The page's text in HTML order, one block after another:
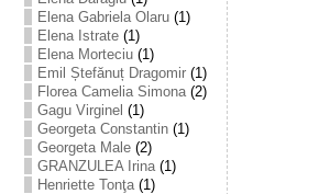
Elena Gabriela Olaru(1)
Elena Istrate(1)
Elena Morteciu(1)
Emil Ștefănuț Dragomir(1)
Florea Camelia Simona(2)
Gagu Virginel (1)
Georgeta Constantin(1)
Georgeta Male(2)
GRANZULEA Irina(1)
Henriette Tonţa(1)